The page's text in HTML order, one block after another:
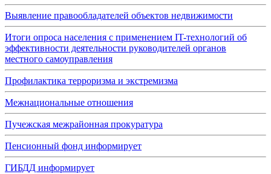
Выявление правообладателей объектов недвижимости
Итоги опроса населения с применением IT-технологий об
эффективности деятельности руководителей органов
местного самоуправления
Профилактика терроризма и экстремизма
Межнациональные отношения
Пучежская межрайонная прокуратура
Пенсионный фонд информирует
ГИБДД информирует